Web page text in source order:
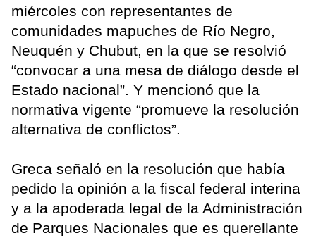
miércoles con representantes de
comunidades mapuches de Río Negro,
Neuquén y Chubut, en la que se resolvió
“convocar a una mesa de diálogo desde el
Estado nacional”. Y mencionó que la
normativa vigente “promueve la resolución
alternativa de conflictos”.
Greca señaló en la resolución que había
pedido la opinión a la fiscal federal interina
y a la apoderada legal de la Administración
de Parques Nacionales que es querellante